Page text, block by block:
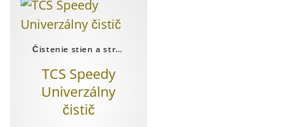
Čistenie stien a stropov
TCS Speedy
Univerzálny
čistič